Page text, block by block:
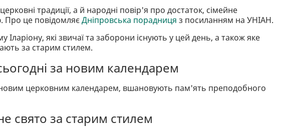
традиції, а й народні повір'я про достаток, сімейне
Про це повідомляєДніпровська порадниця з посиланням на УНІАН.
які звичаї та заборони існують у цей день, а також яке
за старим стилем.
за новим календарем
новим церковним календарем, вшановують пам'ять преподобного
свято за старим стилем